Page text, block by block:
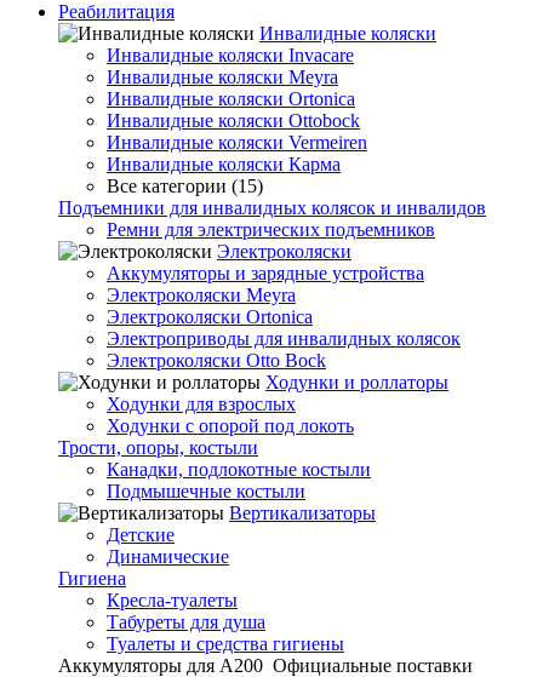
Реабилитация
Инвалидные коляски
Инвалидные коляски Invacare
Инвалидные коляски Meyra
Инвалидные коляски Ortonica
Инвалидные коляски Ottobock
Инвалидные коляски Vermeiren
Инвалидные коляски Карма
Все категории (15)
Подъемники для инвалидных колясок и инвалидов
Ремни для электрических подъемников
Электроколяски
Аккумуляторы и зарядные устройства
Электроколяски Meyra
Электроколяски Ortonica
Электроприводы для инвалидных колясок
Электроколяски Otto Bock
Ходунки и роллаторы
Ходунки для взрослых
Ходунки с опорой под локоть
Трости, опоры, костыли
Канадки, подлокотные костыли
Подмышечные костыли
Вертикализаторы
Детские
Динамические
Гигиена
Кресла-туалеты
Табуреты для душа
Туалеты и средства гигиены
Аккумуляторы для А200 Официальные поставки